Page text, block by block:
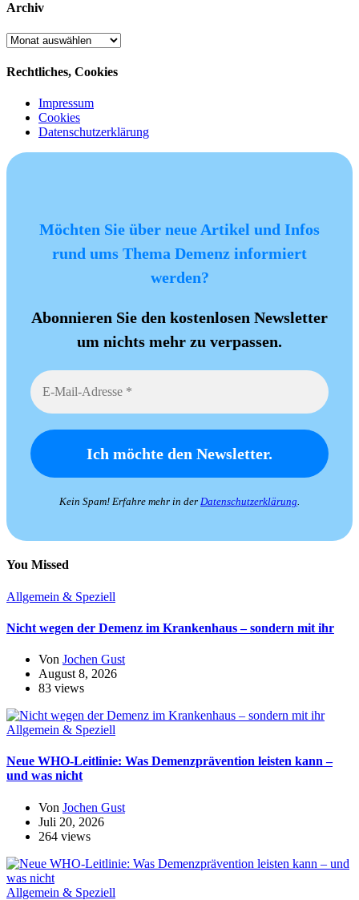
Archiv
Archiv
Rechtliches, Cookies
Impressum
Cookies
Datenschutzerklärung
Möchten Sie über neue Artikel und Infos
rund ums Thema Demenz informiert
werden?
Abonnieren Sie den kostenlosen Newsletter
um nichts mehr zu verpassen.
Kein Spam! Erfahre mehr in der Datenschutzerklärung.
You Missed
Allgemein & Speziell
Nicht wegen der Demenz im Krankenhaus – sondern mit ihr
Von Jochen Gust
August 8, 2026
83 views
Allgemein & Speziell
Neue WHO-Leitlinie: Was Demenzprävention leisten kann –
und was nicht
Von Jochen Gust
Juli 20, 2026
264 views
Allgemein & Speziell